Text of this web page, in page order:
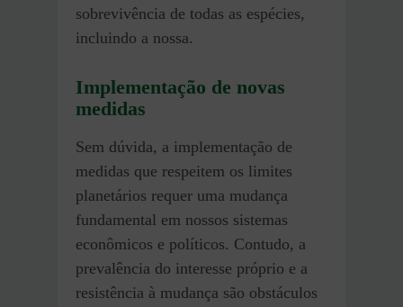
sobrevivência de todas as espécies,
incluindo a nossa.
Implementação de novas
medidas
Sem dúvida, a implementação de
medidas que respeitem os limites
planetários requer uma mudança
fundamental em nossos sistemas
econômicos e políticos. Contudo, a
prevalência do interesse próprio e a
resistência à mudança são obstáculos